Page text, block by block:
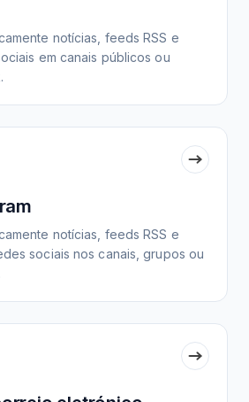
notícias, feeds RSS e
em canais públicos ou
notícias, feeds RSS e
sociais nos canais, grupos ou